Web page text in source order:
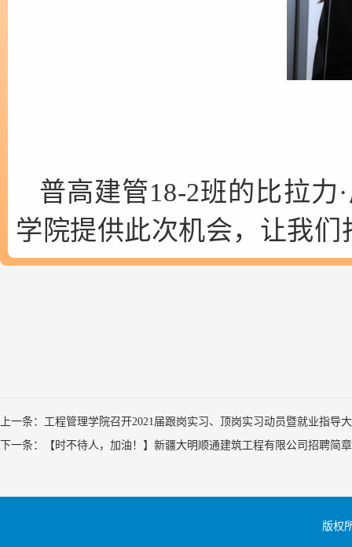
普高建管18-2班的比拉
学院提供此次机会，让我
上一条：工程管理学院召开2021届跟岗实习、顶岗实习动员暨就业指导
下一条：【时不待人，加油！】新疆大明顺通建筑工程有限公司招聘简章
版权